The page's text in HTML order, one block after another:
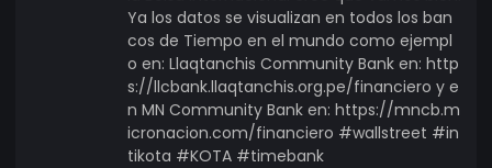
Ya los datos se visualizan en todos los ban
cos de Tiempo en el mundo como ejempl
o en: Llaqtanchis Community Bank en: http
s://llcbank.llaqtanchis.org.pe/financiero y e
n MN Community Bank en: https://mncb.m
icronacion.com/financiero #wallstreet #in
tikota #KOTA #timebank